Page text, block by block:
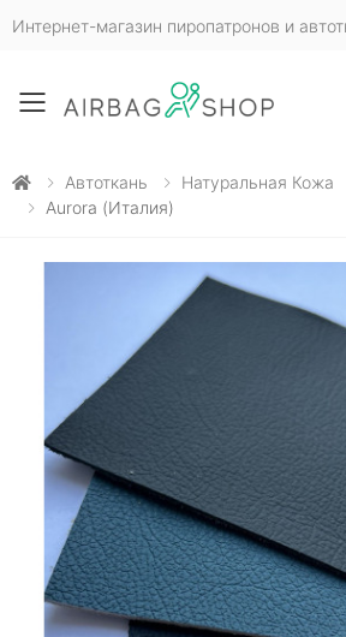
Интернет-магазин пиропатронов и
Toggle mobile menu
Автоткань Натуральная Кожа
Aurora (Италия)